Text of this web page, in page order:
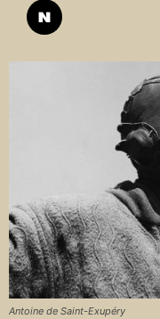
Antoine de Saint-Exupéry